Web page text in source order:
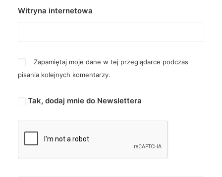
Witryna internetowa
Zapamiętaj moje dane w tej przeglądarce podczas
pisania kolejnych komentarzy.
Tak, dodaj mnie do Newslettera